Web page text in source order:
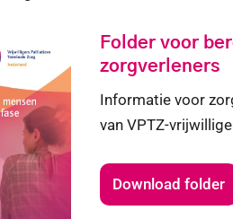
Folder voor
zorgverleners
Informatie voor
van VPTZ-
Download folder